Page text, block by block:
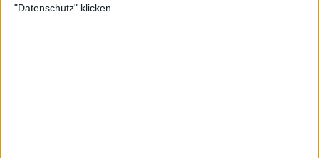
"Datenschutz" klicken.